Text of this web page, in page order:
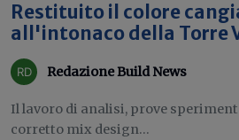
Restituito il colore
all'intonaco della Torre
Redazione Build News
Il lavoro di analisi, prove
corretto mix design...